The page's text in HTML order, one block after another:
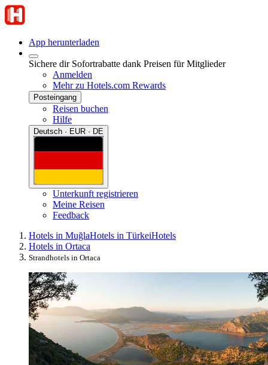
App herunterladen
Sichere dir Sofortrabatte dank Preisen für Mitglieder
Anmelden
Mehr zu Hotels.com Rewards
Posteingang
Reisen buchen
Hilfe
Deutsch · EUR · DE
Unterkunft registrieren
Meine Reisen
Feedback
Hotels in MuğlaHotels in TürkeiHotels
Hotels in Ortaca
Strandhotels in Ortaca